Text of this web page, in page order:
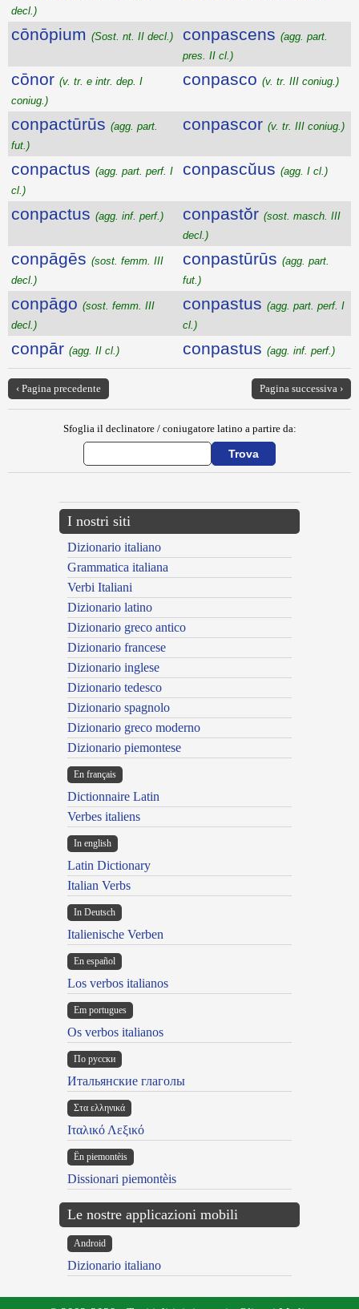
decl.)
cōnōpium (Sost. nt. II decl.) conpascens (agg. part.
pres. II cl.)
cōnor (v. tr. e intr. dep. I
coniug.)
conpasco (v. tr. III coniug.)
conpactūrūs (agg. part.
fut.)
conpascor (v. tr. III coniug.)
conpactus (agg. part. perf. I
cl.)
conpascŭus (agg. I cl.)
conpactus (agg. inf. perf.) conpastŏr (sost. masch. III
decl.)
conpāgēs (sost. femm. III
decl.)
conpastūrūs (agg. part.
fut.)
conpāgo (sost. femm. III
decl.)
conpastus (agg. part. perf. I
cl.)
conpār (agg. II cl.) conpastus (agg. inf. perf.)
‹ Pagina precedente Pagina successiva ›
Sfoglia il declinatore / coniugatore latino a partire da:
I nostri siti
Dizionario italiano
Grammatica italiana
Verbi Italiani
Dizionario latino
Dizionario greco antico
Dizionario francese
Dizionario inglese
Dizionario tedesco
Dizionario spagnolo
Dizionario greco moderno
Dizionario piemontese
En français
Dictionnaire Latin
Verbes italiens
In english
Latin Dictionary
Italian Verbs
In Deutsch
Italienische Verben
En español
Los verbos italianos
Em portugues
Os verbos italianos
По русски
Итальянские глаголы
Στα ελληνικά
Ιταλικό Λεξικό
Ën piemontèis
Dissionari piemontèis
Le nostre applicazioni mobili
Android
Dizionario italiano